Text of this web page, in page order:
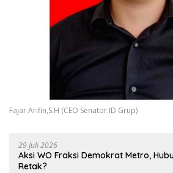
Fajar Arifin,S.H (CEO Senator.ID Grup)
29 Juli 2026
Aksi WO Fraksi Demokrat Metro,
Retak?